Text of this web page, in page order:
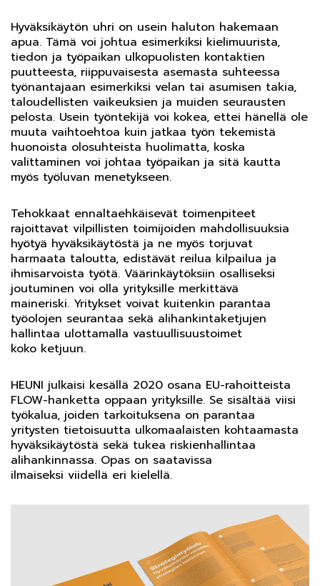
Hyväksikäytön uhri on usein haluton hakemaan
apua. Tämä voi johtua esimerkiksi kielimuurista,
tiedon ja työpaikan ulkopuolisten kontaktien
puutteesta, riippuvaisesta asemasta suhteessa
työnantajaan esimerkiksi velan tai asumisen takia,
taloudellisten vaikeuksien ja muiden seurausten
pelosta. Usein työntekijä voi kokea, ettei hänellä ole
muuta vaihtoehtoa kuin jatkaa työn tekemistä
huonoista olosuhteista huolimatta, koska
valittaminen voi johtaa työpaikan ja sitä kautta
myös työluvan menetykseen.
Tehokkaat ennaltaehkäisevät toimenpiteet
rajoittavat vilpillisten toimijoiden mahdollisuuksia
hyötyä hyväksikäytöstä ja ne myös torjuvat
harmaata taloutta, edistävät reilua kilpailua ja
ihmisarvoista työtä. Väärinkäytöksiin osalliseksi
joutuminen voi olla yrityksille merkittävä
maineriski. Yritykset voivat kuitenkin parantaa
työolojen seurantaa sekä alihankintaketjujen
hallintaa ulottamalla vastuullisuustoimet
koko ketjuun.
HEUNI julkaisi kesällä 2020 osana EU-rahoitteista
FLOW-hanketta oppaan yrityksille. Se sisältää viisi
työkalua, joiden tarkoituksena on parantaa
yritysten tietoisuutta ulkomaalaisten kohtaamasta
hyväksikäytöstä sekä tukea riskienhallintaa
alihankinnassa. Opas on saatavissa
ilmaiseksi viidellä eri kielellä.